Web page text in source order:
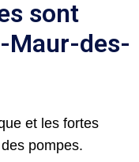
sont
Maur-des-
et les fortes
pompes.